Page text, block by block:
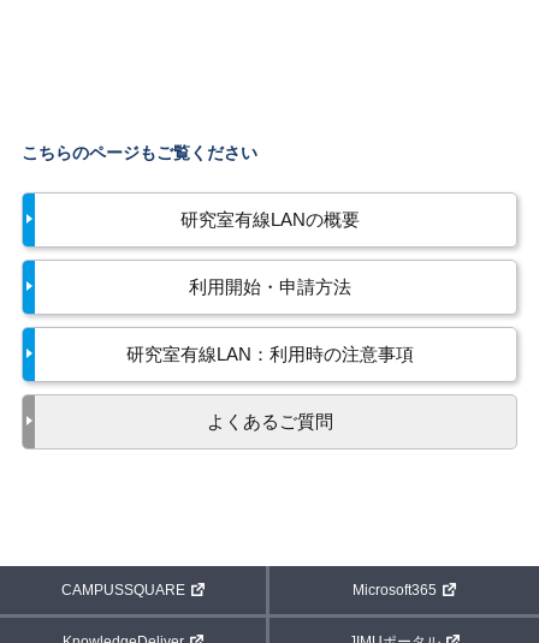
こちらのページもご覧ください
研究室有線LANの概要
利用開始・申請方法
研究室有線LAN：利用時の注意事項
よくあるご質問
CAMPUSSQUARE Microsoft365